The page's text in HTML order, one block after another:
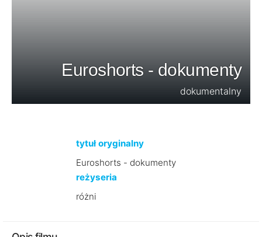
Euroshorts - dokumenty
dokumentalny
tytuł oryginalny
Euroshorts - dokumenty
reżyseria
różni